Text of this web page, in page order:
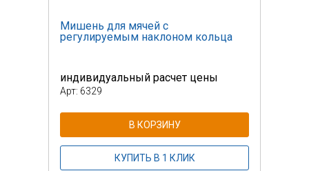
Мишень для мячей с
регулируемым наклоном кольца
индивидуальный расчет цены
Арт: 6329
В КОРЗИНУ
КУПИТЬ В 1 КЛИК